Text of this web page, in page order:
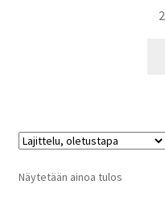
Näytetään ainoa tulos